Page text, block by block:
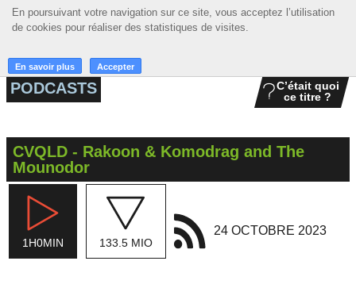
En poursuivant votre navigation sur ce site, vous acceptez l’utilisation
de cookies pour réaliser des statistiques de visites.
En savoir plus Accepter
En poursuivant votre navigation sur ce site, vous acceptez l’utilisation
de cookies pour réaliser des statistiques de visites.
En savoir plus Accepter
☰ MENU
ACCUEIL
GRILLE
MUSIQUE
ACTIONS
LA RADIO
PODCASTS
C’était quoi
ce titre ?
CVQLD - Rakoon & Komodrag and The
Mounodor
1H0MIN 133.5 MIO
24 OCTOBRE 2023